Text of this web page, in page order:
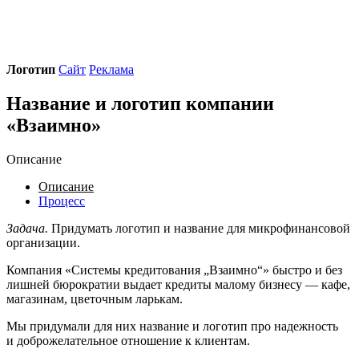
Логотип Сайт Реклама
Название и логотип компании
«Взаимно»
Описание
Описание
Процесс
Задача. Придумать логотип и название для микрофинансовой
организации.
Компания «Системы кредитования „Взаимно“» быстро и без
лишней бюрократии выдает кредиты малому бизнесу — кафе,
магазинам, цветочным ларькам.
Мы придумали для них название и логотип про надежность
и доброжелательное отношение к клиентам.